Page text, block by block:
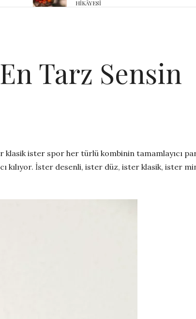
Tarz Sensin
klasik ister spor her türlü kombinin tamamlayıcı
kılıyor. İster desenli, ister düz, ister klasik, ister